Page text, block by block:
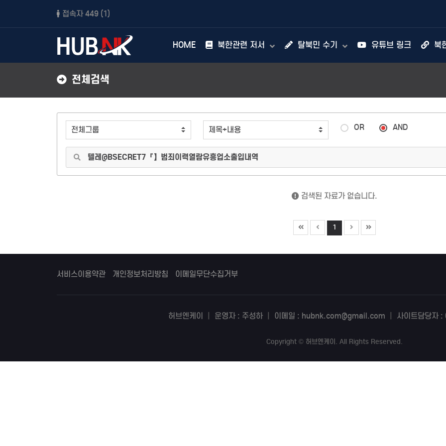
접속자 449 (1)
HOME 북한관련 저서 탈북민 수기 유튜브 링크 북
전체검색
OR AND
검색된 자료가 없습니다.
1
서비스이용약관 개인정보처리방침 이메일무단수집거부
허브엔케이 운영자 : 주성하 이메일 : hubnk.com@gmail.com 사이트담당자
Copyright © 허브엔케이 . All Rights Reserved.